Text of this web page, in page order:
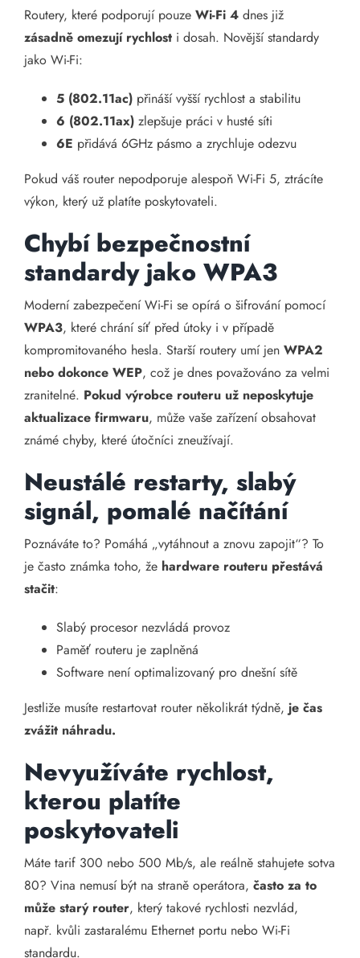
Routery, které podporují pouze Wi-Fi 4 dnes již
zásadně omezují rychlost i dosah. Novější standardy
jako Wi-Fi:
5 (802.11ac) přináší vyšší rychlost a stabilitu
6 (802.11ax) zlepšuje práci v husté síti
6E přidává 6GHz pásmo a zrychluje odezvu
Pokud váš router nepodporuje alespoň Wi-Fi 5, ztrácíte
výkon, který už platíte poskytovateli.
Chybí bezpečnostní
standardy jako WPA3
Moderní zabezpečení Wi-Fi se opírá o šifrování pomocí
WPA3, které chrání síť před útoky i v případě
kompromitovaného hesla. Starší routery umí jen WPA2
nebo dokonce WEP, což je dnes považováno za velmi
zranitelné. Pokud výrobce routeru už neposkytuje
aktualizace firmwaru, může vaše zařízení obsahovat
známé chyby, které útočníci zneužívají.
Neustálé restarty, slabý
signál, pomalé načítání
Poznáváte to? Pomáhá „vytáhnout a znovu zapojit“? To
je často známka toho, že hardware routeru přestává
stačit:
Slabý procesor nezvládá provoz
Paměť routeru je zaplněná
Software není optimalizovaný pro dnešní sítě
Jestliže musíte restartovat router několikrát týdně, je čas
zvážit náhradu.
Nevyužíváte rychlost,
kterou platíte
poskytovateli
Máte tarif 300 nebo 500 Mb/s, ale reálně stahujete sotva
80? Vina nemusí být na straně operátora, často za to
může starý router, který takové rychlosti nezvlád,
např. kvůli zastaralému Ethernet portu nebo Wi-Fi
standardu.